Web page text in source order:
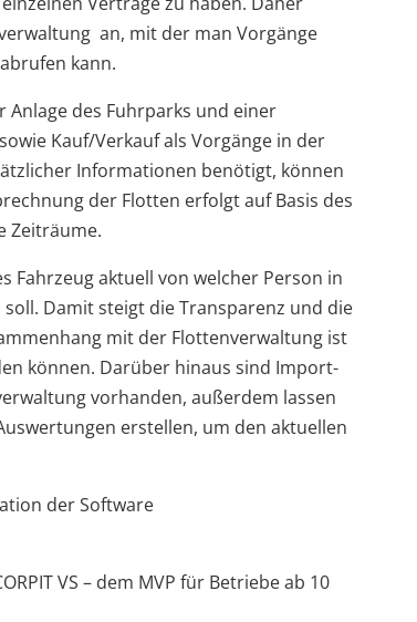
an, mit der man Vorgänge
kann.
des Fuhrparks und einer
Kauf/Verkauf als Vorgänge in der
Informationen benötigt, können
der Flotten erfolgt auf Basis des
Zeiträume.
Fahrzeug aktuell von welcher Person in
Damit steigt die Transparenz und die
mit der Flottenverwaltung ist
können. Darüber hinaus sind Import-
vorhanden, außerdem lassen
erstellen, um den aktuellen
der Software
VS – dem MVP für Betriebe ab 10